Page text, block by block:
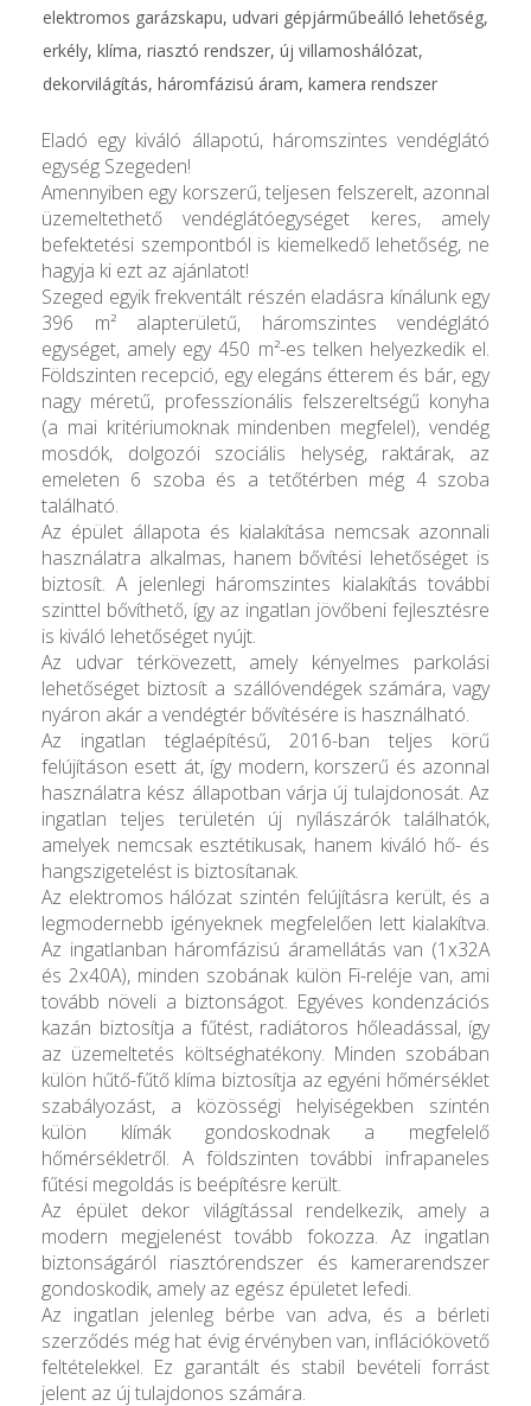
elektromos garázskapu, udvari gépjárműbeálló lehetőség,
erkély, klíma, riasztó rendszer, új villamoshálózat,
dekorvilágítás, háromfázisú áram, kamera rendszer
Eladó egy kiváló állapotú, háromszintes vendéglátó
egység Szegeden!
Amennyiben egy korszerű, teljesen felszerelt, azonnal
üzemeltethető vendéglátóegységet keres, amely
befektetési szempontból is kiemelkedő lehetőség, ne
hagyja ki ezt az ajánlatot!
Szeged egyik frekventált részén eladásra kínálunk egy
396 m² alapterületű, háromszintes vendéglátó
egységet, amely egy 450 m²-es telken helyezkedik el.
Földszinten recepció, egy elegáns étterem és bár, egy
nagy méretű, professzionális felszereltségű konyha
(a mai kritériumoknak mindenben megfelel), vendég
mosdók, dolgozói szociális helység, raktárak, az
emeleten 6 szoba és a tetőtérben még 4 szoba
található.
Az épület állapota és kialakítása nemcsak azonnali
használatra alkalmas, hanem bővítési lehetőséget is
biztosít. A jelenlegi háromszintes kialakítás további
szinttel bővíthető, így az ingatlan jövőbeni fejlesztésre
is kiváló lehetőséget nyújt.
Az udvar térkövezett, amely kényelmes parkolási
lehetőséget biztosít a szállóvendégek számára, vagy
nyáron akár a vendégtér bővítésére is használható.
Az ingatlan téglaépítésű, 2016-ban teljes körű
felújításon esett át, így modern, korszerű és azonnal
használatra kész állapotban várja új tulajdonosát. Az
ingatlan teljes területén új nyílászárók találhatók,
amelyek nemcsak esztétikusak, hanem kiváló hő- és
hangszigetelést is biztosítanak.
Az elektromos hálózat szintén felújításra került, és a
legmodernebb igényeknek megfelelően lett kialakítva.
Az ingatlanban háromfázisú áramellátás van (1x32A
és 2x40A), minden szobának külön Fi-reléje van, ami
tovább növeli a biztonságot. Egyéves kondenzációs
kazán biztosítja a fűtést, radiátoros hőleadással, így
az üzemeltetés költséghatékony. Minden szobában
külön hűtő-fűtő klíma biztosítja az egyéni hőmérséklet
szabályozást, a közösségi helyiségekben szintén
külön klímák gondoskodnak a megfelelő
hőmérsékletről. A földszinten további infrapaneles
fűtési megoldás is beépítésre került.
Az épület dekor világítással rendelkezik, amely a
modern megjelenést tovább fokozza. Az ingatlan
biztonságáról riasztórendszer és kamerarendszer
gondoskodik, amely az egész épületet lefedi.
Az ingatlan jelenleg bérbe van adva, és a bérleti
szerződés még hat évig érvényben van, inflációkövető
feltételekkel. Ez garantált és stabil bevételi forrást
jelent az új tulajdonos számára.